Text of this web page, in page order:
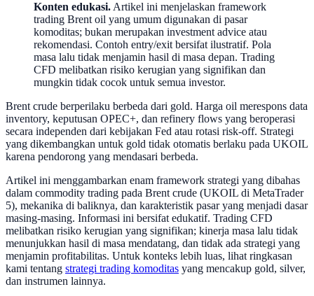
Konten edukasi. Artikel ini menjelaskan framework
trading Brent oil yang umum digunakan di pasar
komoditas; bukan merupakan investment advice atau
rekomendasi. Contoh entry/exit bersifat ilustratif. Pola
masa lalu tidak menjamin hasil di masa depan. Trading
CFD melibatkan risiko kerugian yang signifikan dan
mungkin tidak cocok untuk semua investor.
Brent crude berperilaku berbeda dari gold. Harga oil merespons data
inventory, keputusan OPEC+, dan refinery flows yang beroperasi
secara independen dari kebijakan Fed atau rotasi risk-off. Strategi
yang dikembangkan untuk gold tidak otomatis berlaku pada UKOIL
karena pendorong yang mendasari berbeda.
Artikel ini menggambarkan enam framework strategi yang dibahas
dalam commodity trading pada Brent crude (UKOIL di MetaTrader
5), mekanika di baliknya, dan karakteristik pasar yang menjadi dasar
masing-masing. Informasi ini bersifat edukatif. Trading CFD
melibatkan risiko kerugian yang signifikan; kinerja masa lalu tidak
menunjukkan hasil di masa mendatang, dan tidak ada strategi yang
menjamin profitabilitas. Untuk konteks lebih luas, lihat ringkasan
kami tentang strategi trading komoditas yang mencakup gold, silver,
dan instrumen lainnya.